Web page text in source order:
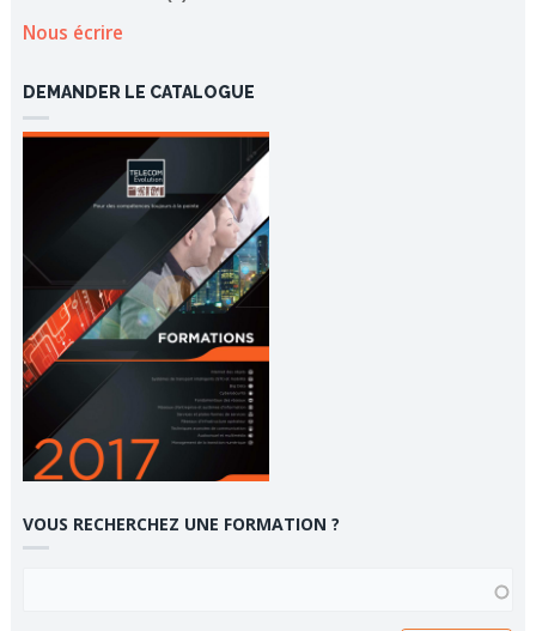
Nous écrire
DEMANDER LE CATALOGUE
VOUS RECHERCHEZ UNE FORMATION ?